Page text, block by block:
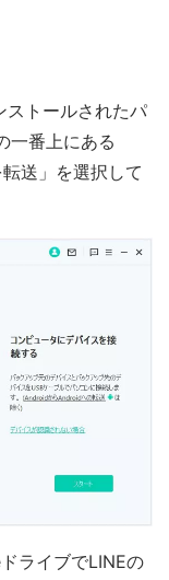
トールされたパ
一番上にある
送」を選択して
ライブでLINEの